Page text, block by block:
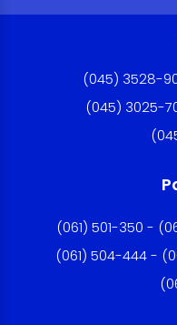
(045) 3528-
(045) 3025-
(061) 501-350 -
(061) 504-444 -